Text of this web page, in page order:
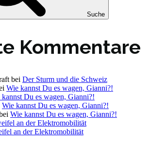
Suche
Kommentare
bei Der Sturm und die Schweiz
Wie kannst Du es wagen, Gianni?!
kannst Du es wagen, Gianni?!
Wie kannst Du es wagen, Gianni?!
Wie kannst Du es wagen, Gianni?!
an der Elektromobilität
an der Elektromobilität